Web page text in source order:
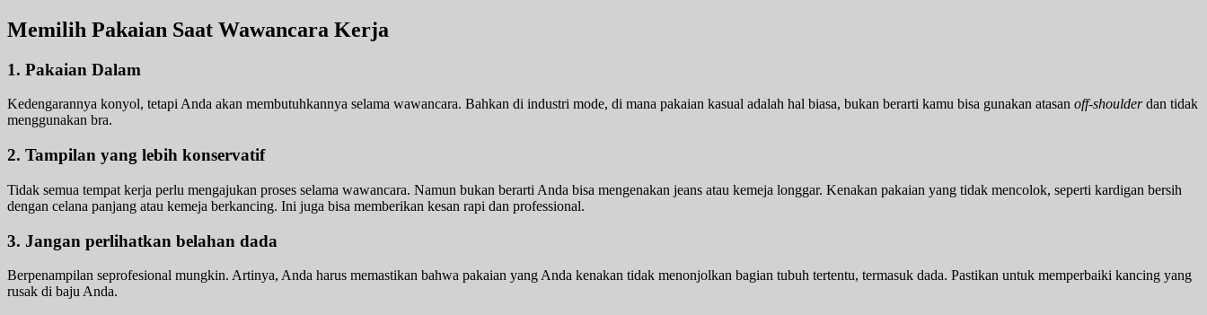
Memilih Pakaian Saat Wawancara Kerja
1. Pakaian Dalam
Kedengarannya konyol, tetapi Anda akan membutuhkannya selama wawancara. Bahkan di industri mode, di mana pakaian kasual adalah hal biasa, bukan berarti kamu bisa gunakan atasan off-shoulderdan tidak
menggunakan bra.
2. Tampilan yang lebih konservatif
Tidak semua tempat kerja perlu mengajukan proses selama wawancara. Namun bukan berarti Anda bisa mengenakan jeans atau kemeja longgar. Kenakan pakaian yang tidak mencolok, seperti kardigan bersih
dengan celana panjang atau kemeja berkancing. Ini juga bisa memberikan kesan rapi dan professional.
3. Jangan perlihatkan belahan dada
Berpenampilan seprofesional mungkin. Artinya, Anda harus memastikan bahwa pakaian yang Anda kenakan tidak menonjolkan bagian tubuh tertentu, termasuk dada. Pastikan untuk memperbaiki kancing yang
rusak di baju Anda.